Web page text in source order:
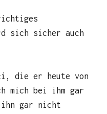
sich sicher auch
die er heute von
mich bei ihm gar
ihn gar nicht